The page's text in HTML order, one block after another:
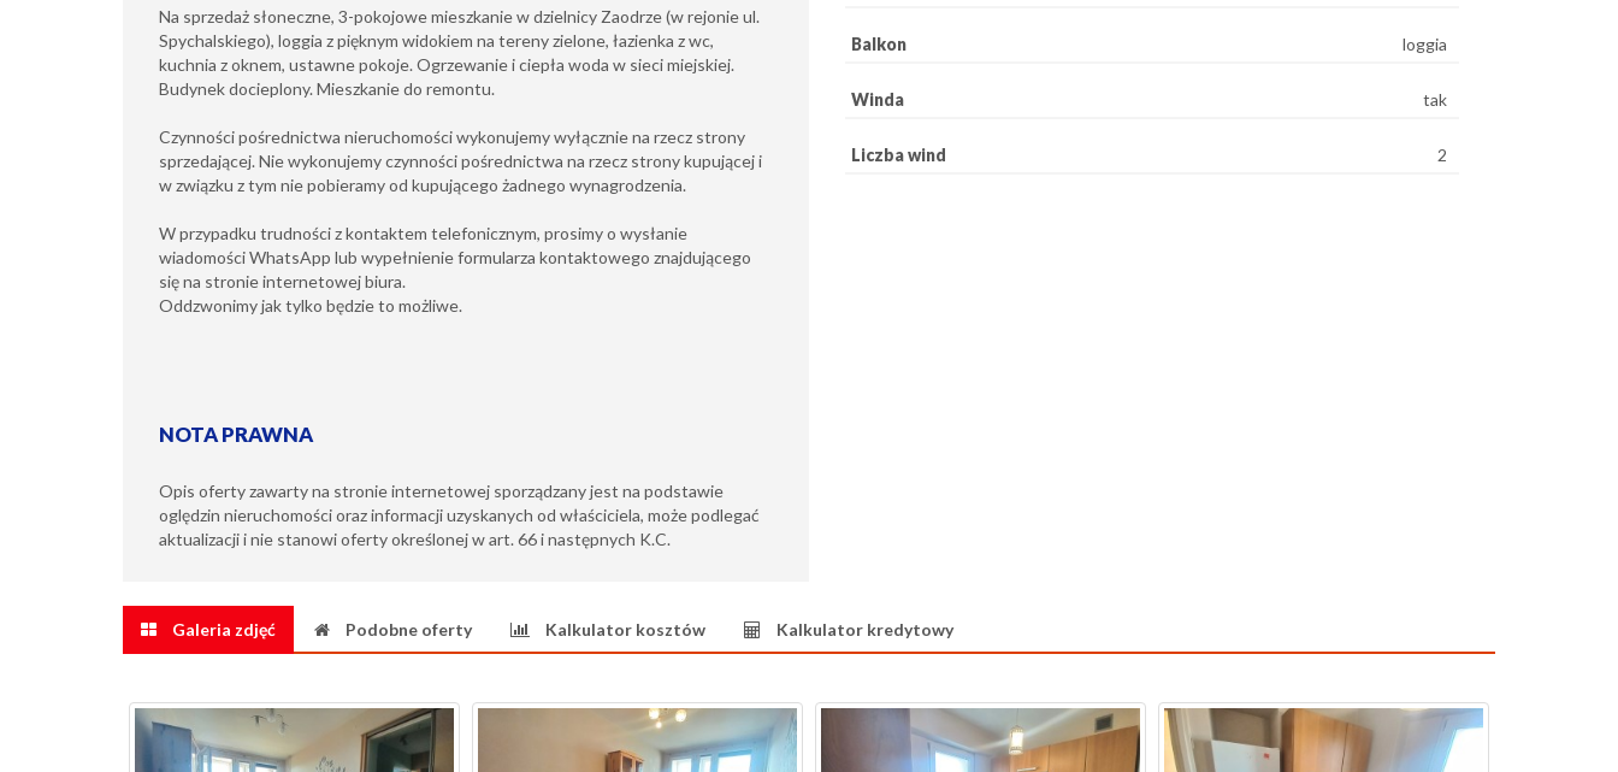
Na sprzedaż słoneczne, 3-pokojowe mieszkanie w dzielnicy Zaodrze (w rejonie ul.
Spychalskiego), loggia z pięknym widokiem na tereny zielone, łazienka z wc,
kuchnia z oknem, ustawne pokoje. Ogrzewanie i ciepła woda w sieci miejskiej.
Budynek docieplony. Mieszkanie do remontu.
Czynności pośrednictwa nieruchomości wykonujemy wyłącznie na rzecz strony
sprzedającej. Nie wykonujemy czynności pośrednictwa na rzecz strony kupującej i
w związku z tym nie pobieramy od kupującego żadnego wynagrodzenia.
W przypadku trudności z kontaktem telefonicznym, prosimy o wysłanie
wiadomości WhatsApp lub wypełnienie formularza kontaktowego znajdującego
się na stronie internetowej biura.
Oddzwonimy jak tylko będzie to możliwe.
NOTA PRAWNA
Opis oferty zawarty na stronie internetowej sporządzany jest na podstawie
oględzin nieruchomości oraz informacji uzyskanych od właściciela, może podlegać
aktualizacji i nie stanowi oferty określonej w art. 66 i następnych K.C.
Balkon loggia
Winda tak
Liczba wind 2
Galeria zdjęć Podobne oferty Kalkulator kosztów Kalkulator kredytowy